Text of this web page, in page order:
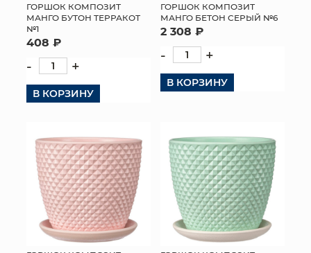
ГОРШОК КОМПОЗИТ
МАНГО БУТОН ТЕРРАКОТ
№1
408 ₽
- +
В КОРЗИНУ
ГОРШОК КОМПОЗИТ
МАНГО БЕТОН СЕРЫЙ №6
2 308 ₽
- +
В КОРЗИНУ